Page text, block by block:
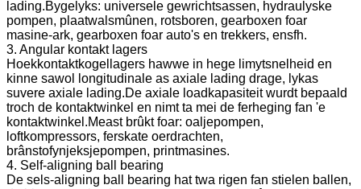
lading.Bygelyks: universele gewrichtsassen, hydraulyske
pompen, plaatwalsmûnen, rotsboren, gearboxen foar
masine-ark, gearboxen foar auto's en trekkers, ensfh.
3. Angular kontakt lagers
Hoekkontaktkogellagers hawwe in hege limytsnelheid en
kinne sawol longitudinale as axiale lading drage, lykas
suvere axiale lading.De axiale loadkapasiteit wurdt bepaald
troch de kontaktwinkel en nimt ta mei de ferheging fan 'e
kontaktwinkel.Meast brûkt foar: oaljepompen,
loftkompressors, ferskate oerdrachten,
brânstofynjeksjepompen, printmasines.
4. Self-aligning ball bearing
De sels-aligning ball bearing hat twa rigen fan stielen ballen,